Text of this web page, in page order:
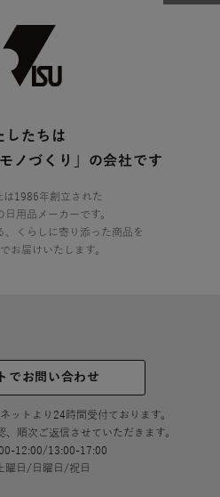
したちは
ノづくり」の会社です
は1986年創立された
日用品メーカーです。
、くらしに寄り添った商品を
お届けいたします。
でお問い合わせ
ットより24時間受付ております。
順次ご返信させていただきます。
12:00/13:00-17:00
曜日/日曜日/祝日